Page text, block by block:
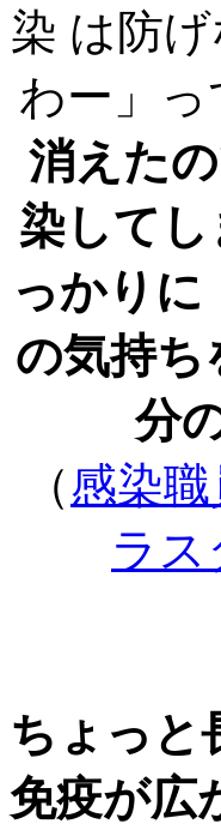
染 は防
わー」
消えた
染して
っかりに
の気持ち
分
（感染
ラ
ちょっと
免疫が広